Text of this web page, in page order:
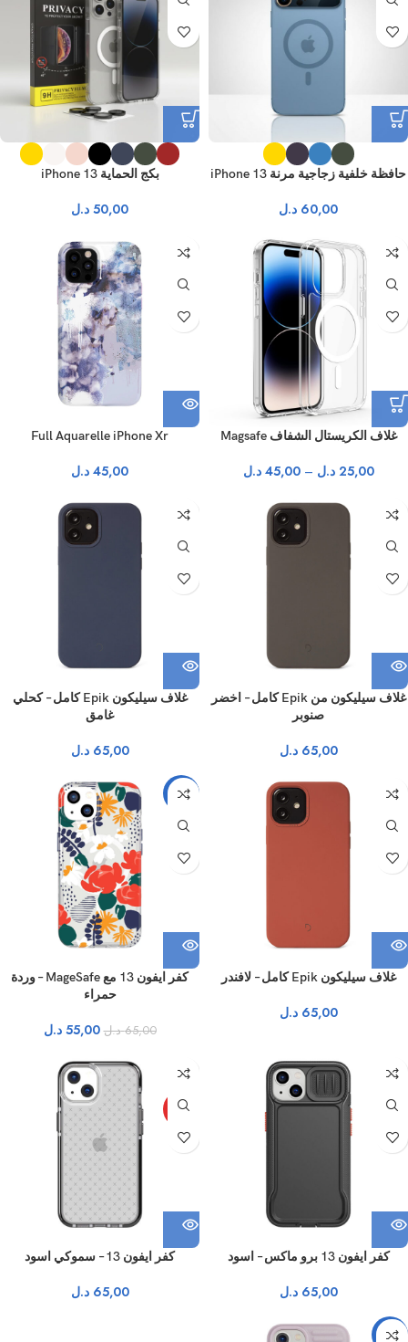
حافظة خلفية زجاجية مرنة iPhone 13
60,00 د.ل
بكج الحماية iPhone 13
50,00 د.ل
غلاف الكريستال الشفاف Magsafe
25,00 د.ل –
45,00 د.ل
نفذ
Full Aquarelle iPhone Xr
45,00 د.ل
نفذ
غلاف سيليكون من Epik كامل – اخضر
صنوبر
65,00 د.ل
نفذ
غلاف سيليكون Epik كامل – كحلي
غامق
65,00 د.ل
نفذ
غلاف سيليكون Epik كامل – لافندر
65,00 د.ل
-15%
نفذ
كفر ايفون 13 مع MageSafe – وردة
حمراء
65,00 د.ل 55,00 د.ل
نفذ
كفر ايفون 13 برو ماكس – اسود
65,00 د.ل
نفذ
حار
كفر ايفون 13 – سموكي اسود
65,00 د.ل
-15%